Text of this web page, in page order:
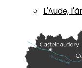
L'Aude,